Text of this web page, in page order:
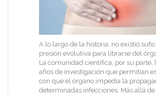
A lo largo de la historia, no existió
presión evolutiva para librarse del
La comunidad científica, por su parte,
años de investigación que permitían
con que el órgano impedía la
determinadas infecciones. Más allá